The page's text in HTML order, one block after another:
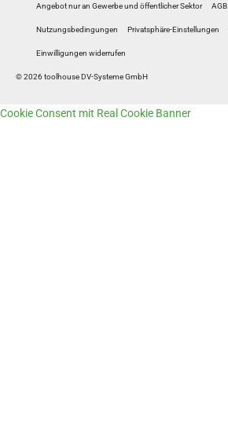
Angebot nur an Gewerbe und öffentlicher Sektor AGB
Nutzungsbedingungen Privatsphäre-Einstellungen
Einwilligungen widerrufen
© 2026 toolhouse DV-Systeme GmbH
Cookie Consent mit Real Cookie Banner